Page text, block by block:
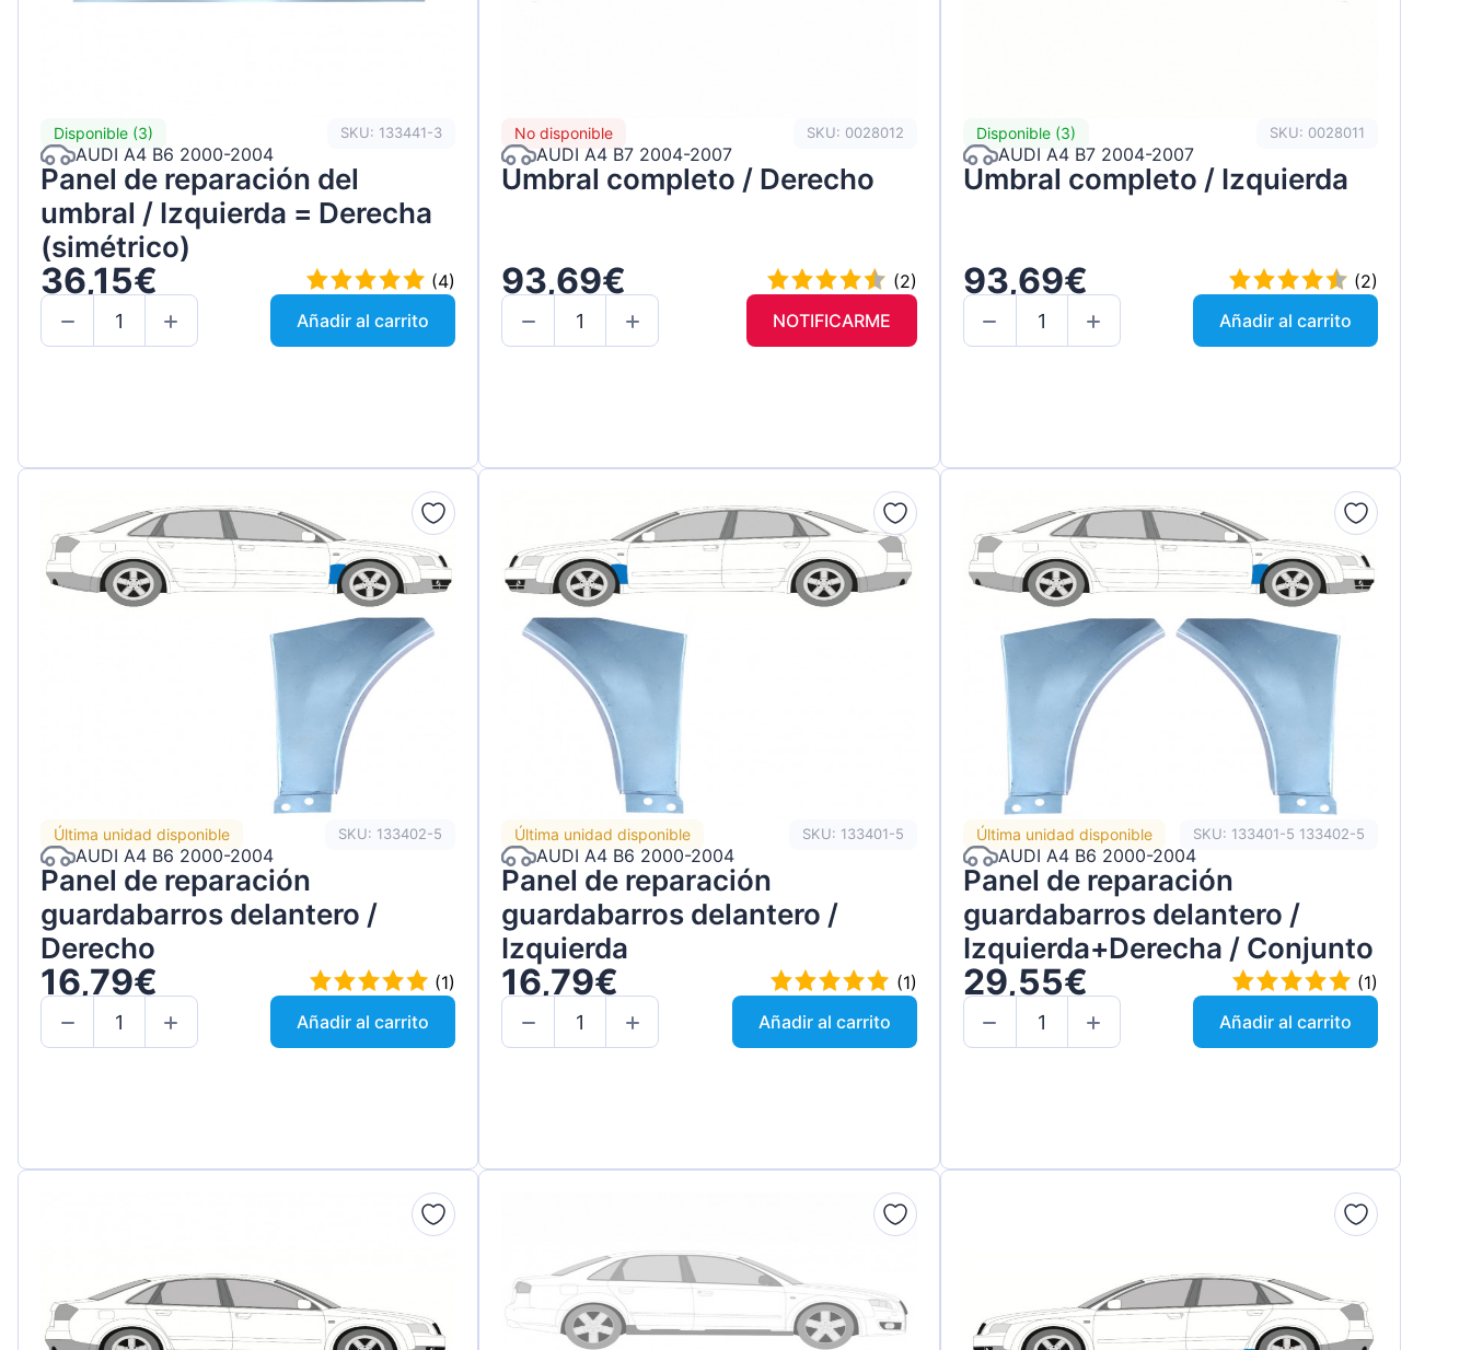
Disponible (3) SKU: 133441-3
AUDI A4 B6 2000-2004
Panel de reparación del
umbral / Izquierda = Derecha
(simétrico)
36,15€
(4)
Añadir al carrito
No disponible SKU: 0028012
AUDI A4 B7 2004-2007
Umbral completo / Derecho
93,69€
(2)
NOTIFICARME
Disponible (3) SKU: 0028011
AUDI A4 B7 2004-2007
Umbral completo / Izquierda
93,69€
(2)
Añadir al carrito
Última unidad disponible SKU: 133402-5
AUDI A4 B6 2000-2004
Panel de reparación
guardabarros delantero /
Derecho
16,79€
(1)
Añadir al carrito
Última unidad disponible SKU: 133401-5
AUDI A4 B6 2000-2004
Panel de reparación
guardabarros delantero /
Izquierda
16,79€
(1)
Añadir al carrito
Última unidad disponible SKU: 133401-5 133402-5
AUDI A4 B6 2000-2004
Panel de reparación
guardabarros delantero /
Izquierda+Derecha / Conjunto
29,55€
(1)
Añadir al carrito